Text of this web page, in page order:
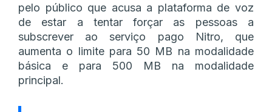
pelo público que acusa a plataforma de voz
de estar a tentar forçar as pessoas a
subscrever ao serviço pago Nitro, que
aumenta o limite para 50 MB na modalidade
básica e para 500 MB na modalidade
principal.